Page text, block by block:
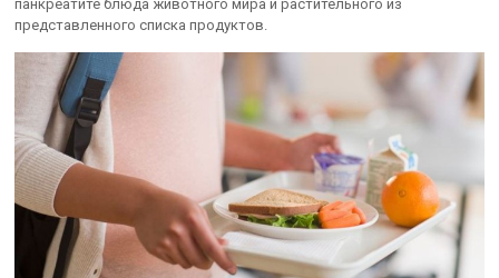
панкреатите блюда животного мира и растительного из
представленного списка продуктов.